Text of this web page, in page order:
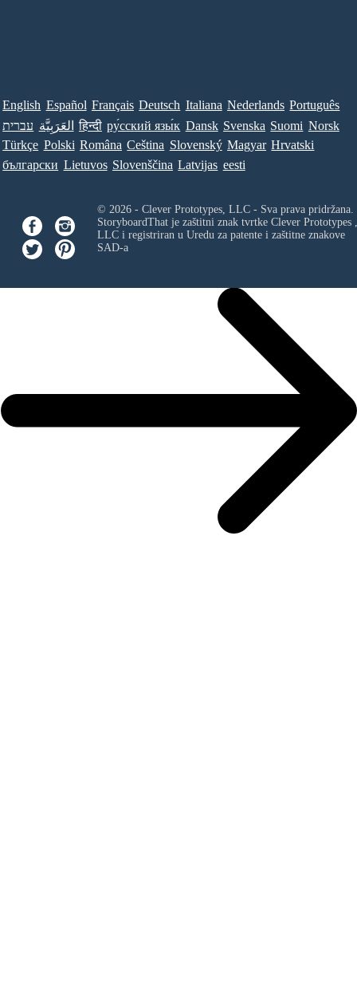
English Español Français Deutsch Italiana Nederlands Português
עברית العَرَبِيَّة हिन्दी ру́сский язы́к Dansk Svenska Suomi Norsk
Türkçe Polski Româna Ceština Slovenský Magyar Hrvatski
български Lietuvos Slovenščina Latvijas eesti
© 2026 - Clever Prototypes, LLC - Sva prava pridržana.
StoryboardThat je zaštitni znak tvrtke Clever Prototypes ,
LLCi registriran u Uredu za patente i zaštitne znakove
SAD-a